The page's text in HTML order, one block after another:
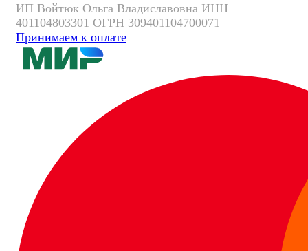
ИП Войтюк Ольга Владиславовна ИНН
401104803301 ОГРН 309401104700071
Принимаем к оплате